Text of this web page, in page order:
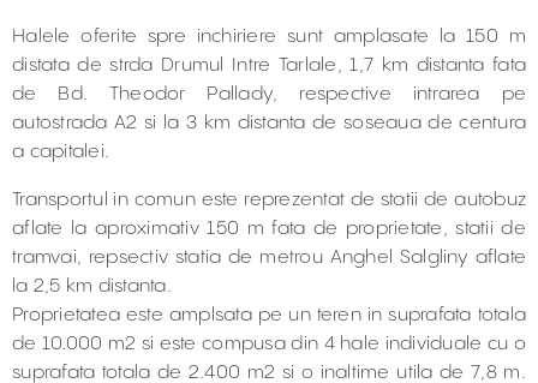
Halele oferite spre inchiriere sunt amplasate la 150 m
distata de strda Drumul Intre Tarlale, 1,7 km distanta fata
de Bd. Theodor Pallady, respective intrarea pe
autostrada A2 si la 3 km distanta de soseaua de centura
a capitalei.
Transportul in comun este reprezentat de statii de autobuz
aflate la aproximativ 150 m fata de proprietate, statii de
tramvai, repsectiv statia de metrou Anghel Salgliny aflate
la 2,5 km distanta.
Proprietatea este amplsata pe un teren in suprafata totala
de 10.000 m2 si este compusa din 4 hale individuale cu o
suprafata totala de 2.400 m2 si o inaltime utila de 7,8 m.